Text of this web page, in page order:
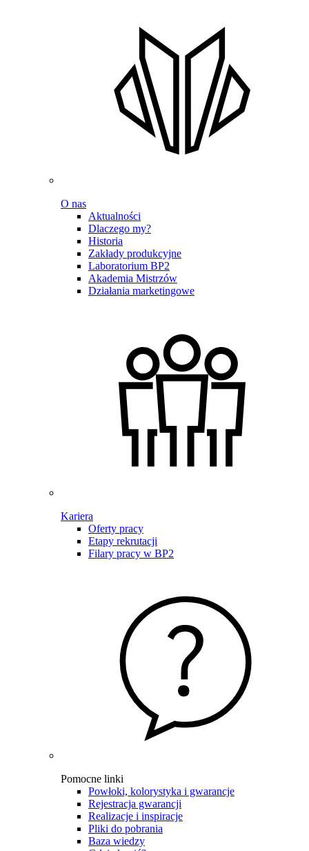
O nas
Aktualności
Dlaczego my?
Historia
Zakłady produkcyjne
Laboratorium BP2
Akademia Mistrzów
Działania marketingowe
Kariera
Oferty pracy
Etapy rekrutacji
Filary pracy w BP2
Pomocne linki
Powłoki, kolorystyka i gwarancje
Rejestracja gwarancji
Realizacje i inspiracje
Pliki do pobrania
Baza wiedzy